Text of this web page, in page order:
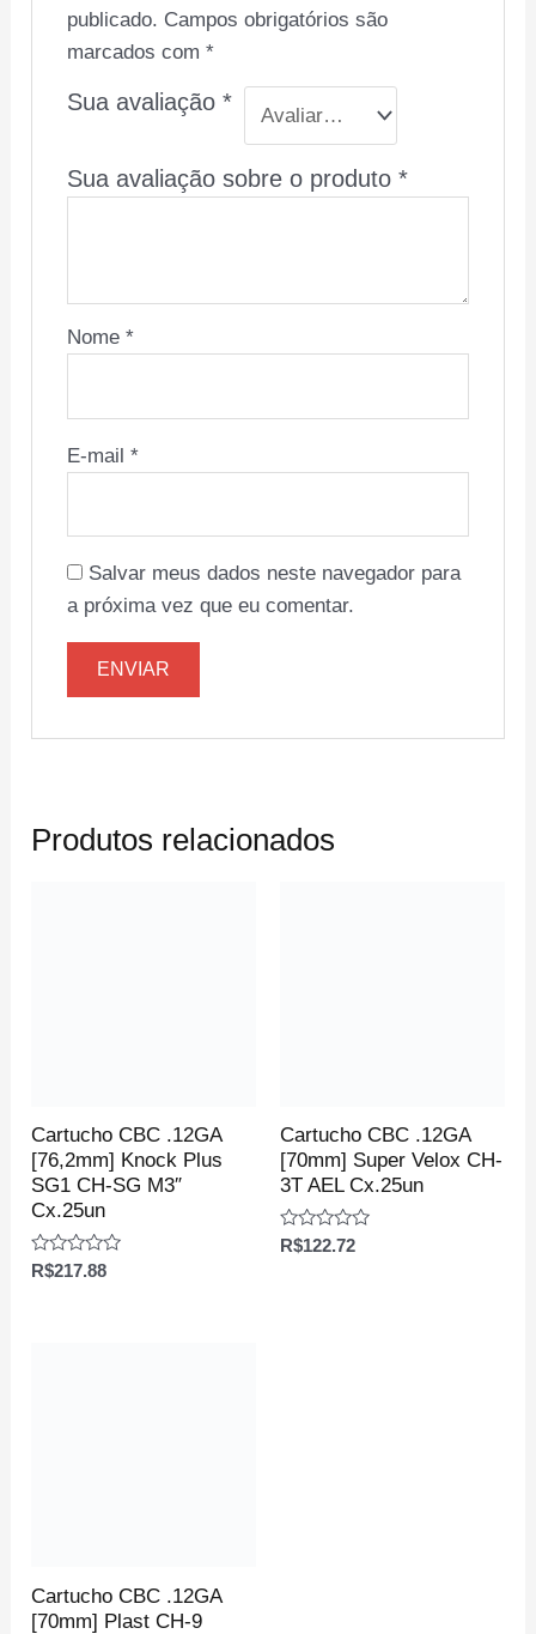
publicado. Campos obrigatórios são
marcados com *
Sua avaliação *
Sua avaliação sobre o produto *
Nome *
E-mail *
Salvar meus dados neste navegador para
a próxima vez que eu comentar.
Produtos relacionados
Cartucho CBC .12GA
[76,2mm] Knock Plus
SG1 CH-SG M3″
Cx.25un
Avaliação
R$217.88
Cartucho CBC .12GA
[70mm] Super Velox CH-
3T AEL Cx.25un
Avaliação
R$122.72
Cartucho CBC .12GA
[70mm] Plast CH-9